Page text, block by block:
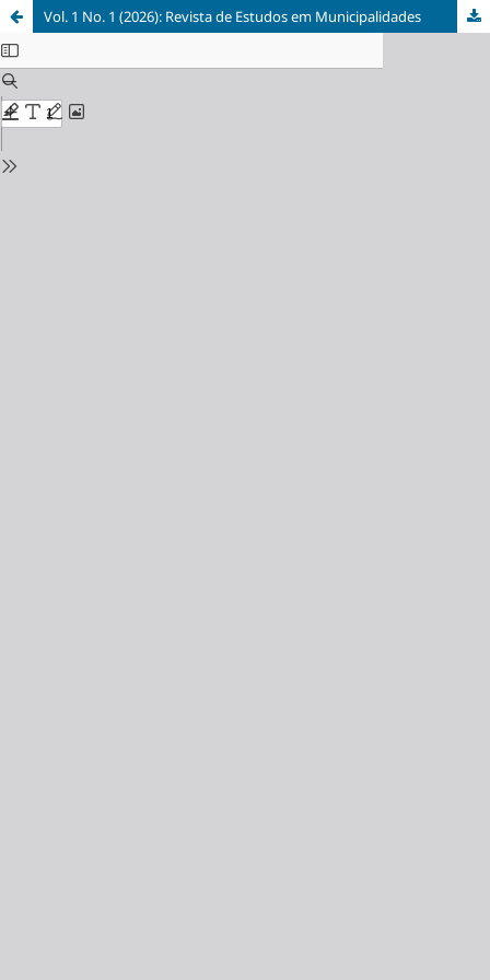
Vol. 1 No. 1 (2026): Revista de Estudos em Municipalidades